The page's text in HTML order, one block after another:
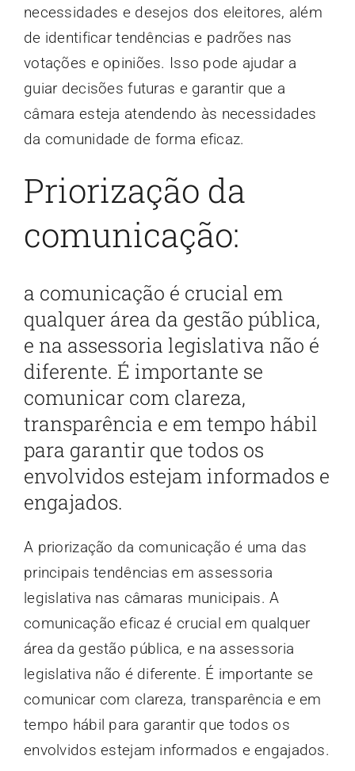
necessidades e desejos dos eleitores, além
de identificar tendências e padrões nas
votações e opiniões. Isso pode ajudar a
guiar decisões futuras e garantir que a
câmara esteja atendendo às necessidades
da comunidade de forma eficaz.
Priorização da
comunicação:
a comunicação é crucial em
qualquer área da gestão pública,
e na assessoria legislativa não é
diferente. É importante se
comunicar com clareza,
transparência e em tempo hábil
para garantir que todos os
envolvidos estejam informados e
engajados.
A priorização da comunicação é uma das
principais tendências em assessoria
legislativa nas câmaras municipais. A
comunicação eficaz é crucial em qualquer
área da gestão pública, e na assessoria
legislativa não é diferente. É importante se
comunicar com clareza, transparência e em
tempo hábil para garantir que todos os
envolvidos estejam informados e engajados.